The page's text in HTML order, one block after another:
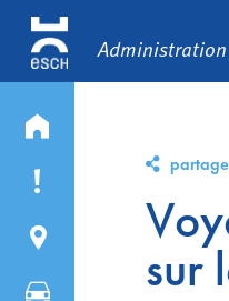
Administration
sur